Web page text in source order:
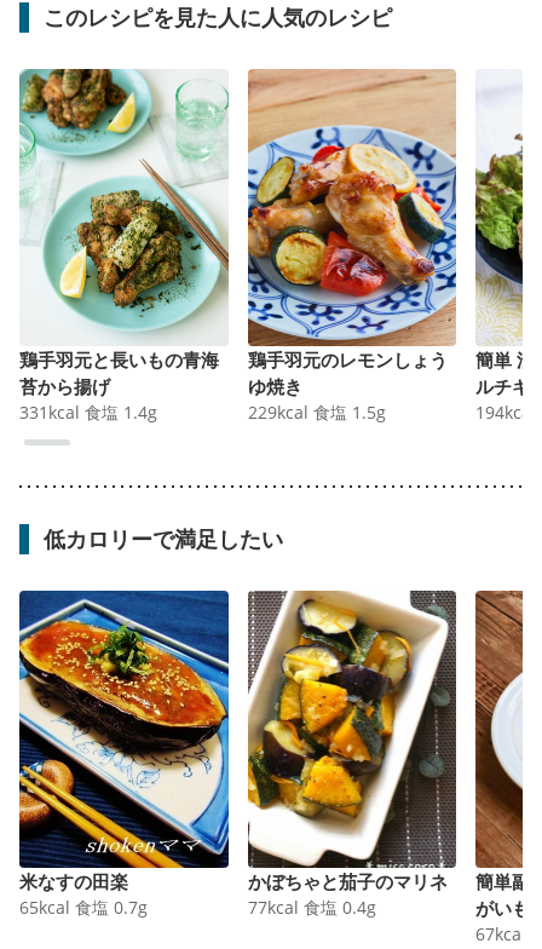
このレシピを見た人に人気のレシピ
鶏手羽元と長いもの青海
苔から揚げ
331 kcal 食塩 1.4g
鶏手羽元のレモンしょう
ゆ焼き
229kcal 食塩 1.5g
簡単 漬
ルチキ
194kcal
低カロリーで満足したい
米なすの田楽
65kcal 食塩 0.7g
かぼちゃと茄子のマリネ
77kcal 食塩 0.4g
簡単副
がいも
67kcal